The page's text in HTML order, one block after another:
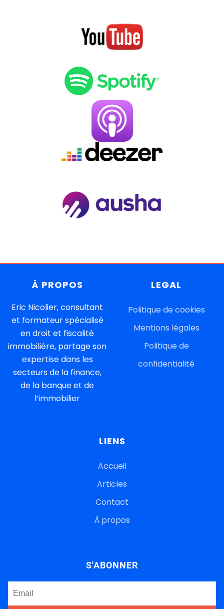
À PROPOS
Eric Nicolier, consultant
et formateur spécialisé
en droit et fiscalité
immobilière, partage son
expertise dans les
secteurs de la finance,
de la banque et de
l’immobilier
LEGAL
Politique de cookies
Mentions légales
Politique de
confidentialité
LIENS
Accueil
Articles
Contact
À propos
S'ABONNER